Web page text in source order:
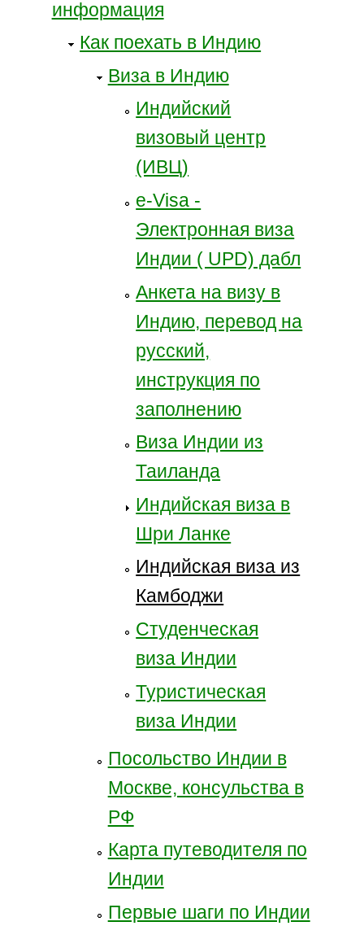
информация
Как поехать в Индию
Виза в Индию
Индийский
визовый центр
(ИВЦ)
e-Visa -
Электронная виза
Индии ( UPD) дабл
Анкета на визу в
Индию, перевод на
русский,
инструкция по
заполнению
Виза Индии из
Таиланда
Индийская виза в
Шри Ланке
Индийская виза из
Камбоджи
Студенческая
виза Индии
Туристическая
виза Индии
Посольство Индии в
Москве, консульства в
РФ
Карта путеводителя по
Индии
Первые шаги по Индии